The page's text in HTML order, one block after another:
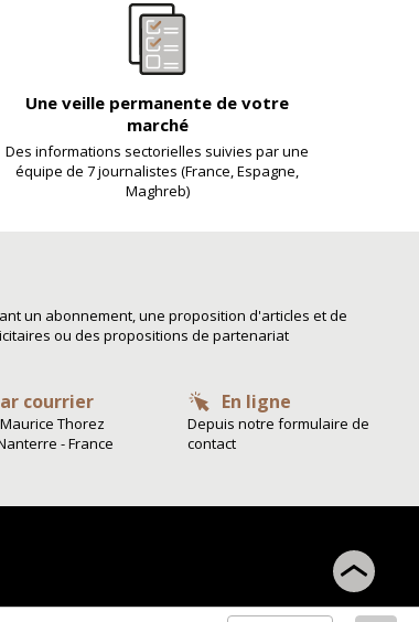
Une veille permanente de votre
marché
Des informations sectorielles suivies par une
équipe de 7 journalistes (France, Espagne,
Maghreb)
un abonnement, une proposition d'articles et de
ou des propositions de partenariat
courrier
Thorez
- France
En ligne
Depuis notre formulaire de
contact